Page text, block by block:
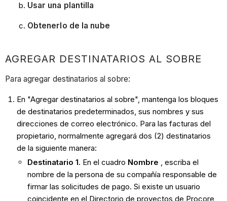
Usar una plantilla
Obtenerlo de la nube
AGREGAR DESTINATARIOS AL SOBRE
Para agregar destinatarios al sobre:
En "Agregar destinatarios al sobre", mantenga los bloques
de destinatarios predeterminados, sus nombres y sus
direcciones de correo electrónico. Para las facturas del
propietario, normalmente agregará dos (2) destinatarios
de la siguiente manera:
Destinatario 1. En el cuadro Nombre , escriba el
nombre de la persona de su compañía responsable de
firmar las solicitudes de pago. Si existe un usuario
coincidente en el Directorio de proyectos de Procore,